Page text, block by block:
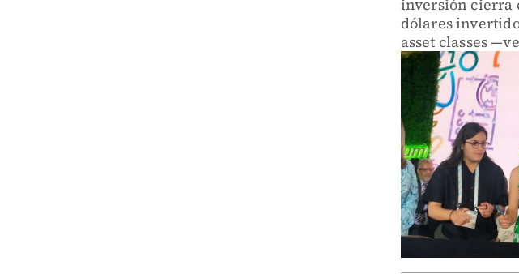
inversión cierra
dólares
asset classes
crecimiento,
crédito
general, L